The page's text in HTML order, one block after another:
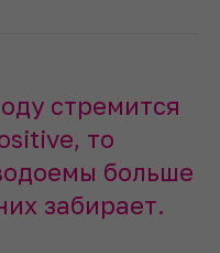
стремится
то
больше
забирает.